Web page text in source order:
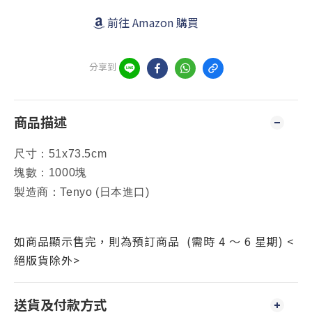
前往 Amazon 購買
分享到
商品描述
尺寸：51x73.5cm
塊數：1000塊
製造商：Tenyo (日本進口)
如商品顯示售完，則為預訂商品 (需時 4 ～ 6 星期) <
絕版貨除外>
送貨及付款方式